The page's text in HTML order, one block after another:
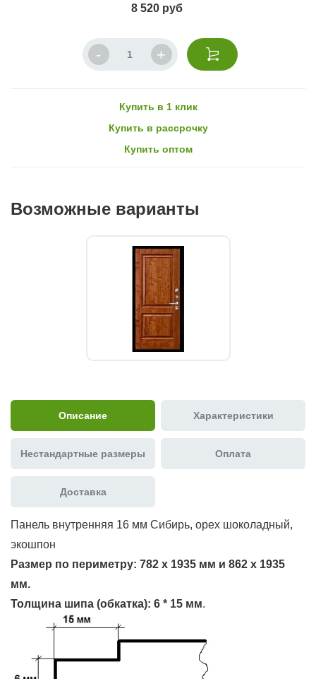
8 520 руб
Купить в 1 клик
Купить в рассрочку
Купить оптом
Возможные варианты
Описание Характеристики
Нестандартные размеры Оплата
Доставка
Панель внутренняя 16 мм Сибирь, орех шоколадный,
экошпон
Размер по периметру: 782 х 1935 мм и 862 х 1935
мм.
Толщина шипа (обкатка): 6 * 15 мм.